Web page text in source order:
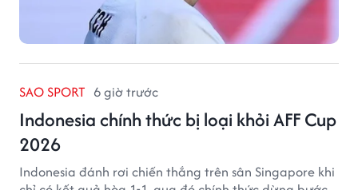
SAO SPORT 6 giờ trước
Indonesia chính thức bị loại khỏi AFF Cup
2026
Indonesia đánh rơi chiến thắng trên sân Singapore khi